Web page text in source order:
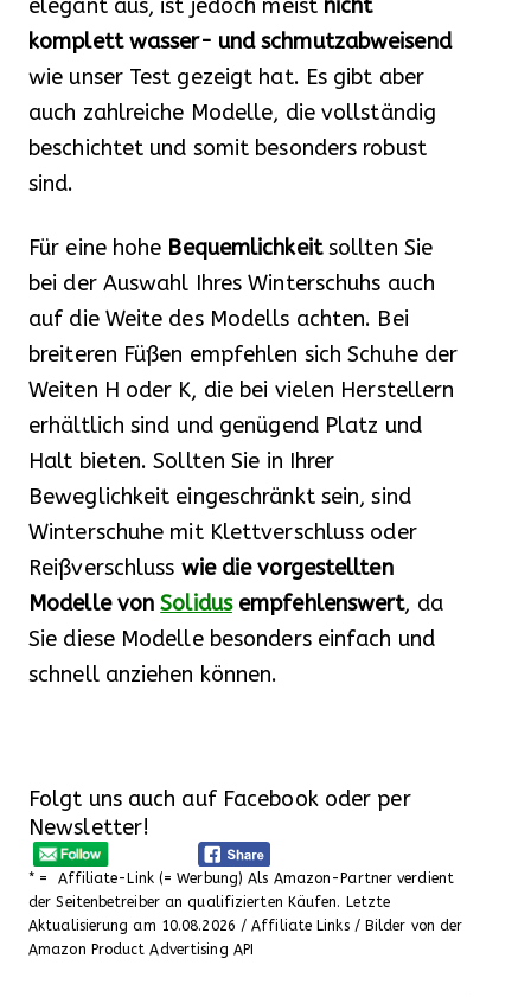
elegant aus, ist jedoch meist nicht
komplett wasser- und schmutzabweisend
wie unser Test gezeigt hat. Es gibt aber
auch zahlreiche Modelle, die vollständig
beschichtet und somit besonders robust
sind.
Für eine hohe Bequemlichkeitsollten Sie
bei der Auswahl Ihres Winterschuhs auch
auf die Weite des Modells achten. Bei
breiteren Füßen empfehlen sich Schuhe der
Weiten H oder K, die bei vielen Herstellern
erhältlich sind und genügend Platz und
Halt bieten. Sollten Sie in Ihrer
Beweglichkeit eingeschränkt sein, sind
Winterschuhe mit Klettverschluss oder
Reißverschluss wie die vorgestellten
Modelle vonSolidusempfehlenswert, da
Sie diese Modelle besonders einfach und
schnell anziehen können.
Folgt uns auch auf Facebook oder per
Newsletter!
* = Affiliate-Link (= Werbung) Als Amazon-Partner verdient
der Seitenbetreiber an qualifizierten Käufen. Letzte
Aktualisierung am 10.08.2026 / Affiliate Links / Bilder von der
Amazon Product Advertising API